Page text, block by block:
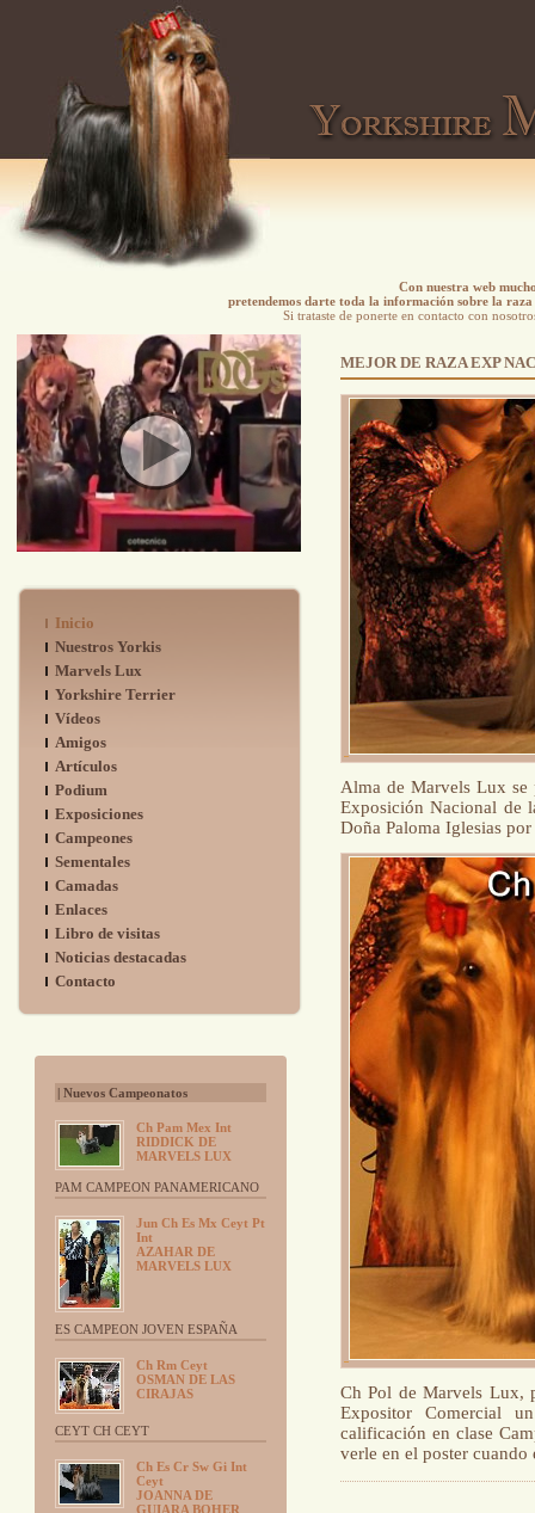
Con nuestra web
pretendemos darte toda la información sobre la
Si trataste de ponerte en contacto con
Inicio
Nuestros Yorkis
Marvels Lux
Yorkshire Terrier
Vídeos
Amigos
Artículos
Podium
Exposiciones
Campeones
Sementales
Camadas
Enlaces
Libro de visitas
Noticias destacadas
Contacto
| Nuevos Campeonatos
Ch Pam Mex Int
RIDDICK DE
MARVELS LUX
PAM CAMPEON PANAMERICANO
Jun Ch Es Mx Ceyt Pt
Int
AZAHAR DE
MARVELS LUX
ES CAMPEON JOVEN ESPAÑA
Ch Rm Ceyt
OSMAN DE LAS
CIRAJAS
CEYT CH CEYT
Ch Es Cr Sw Gi Int
Ceyt
JOANNA DE
GUIARA BOHER
MEJOR DE RAZA EXP
Alma de Marvels Lux
Exposición Nacional de
Doña Paloma Iglesias
Ch Pol de Marvels Lux,
Expositor Comercial
calificación en clase
verle en el poster cuando